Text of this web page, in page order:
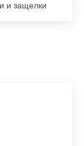
и защелки